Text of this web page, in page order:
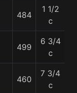
484
1 1/2
c
499
6 3/4
c
460
7 3/4
c